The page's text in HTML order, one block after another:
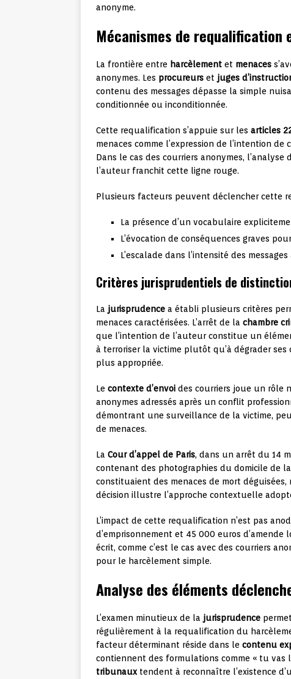
anonyme.
Mécanismes de requalification
La frontière entre harcèlement et menaces
anonymes. Les procureurs et juges
contenu des messages dépasse la simple
conditionnée ou inconditionnée.
Cette requalification s’appuie sur les articles
menaces comme l’expression de l’intention
Dans le cas des courriers anonymes,
l’auteur franchit cette ligne rouge.
Plusieurs facteurs peuvent déclencher cette
La présence d’un vocabulaire
L’évocation de conséquences graves
L’escalade dans l’intensité des
Critères jurisprudentiels de
La jurisprudence a établi plusieurs critères
menaces caractérisées. L’arrêt de la chambre
que l’intention de l’auteur constitue un
à terroriser la victime plutôt qu’à dégrader
plus appropriée.
Le contexte d’envoi des courriers joue un rôle
anonymes adressés après un conflit
démontrant une surveillance de la victime,
de menaces.
La Cour d’appel de Paris, dans un arrêt du 14
contenant des photographies du domicile de
constituaient des menaces de mort
décision illustre l’approche contextuelle
L’impact de cette requalification n’est pas
d’emprisonnement et 45 000 euros
écrit, comme c’est le cas avec des courriers
pour le harcèlement simple.
Analyse des éléments
L’examen minutieux de la jurisprudence
régulièrement à la requalification du
facteur déterminant réside dans le contenu
contiennent des formulations comme « tu vas
tribunauxtendent à reconnaître l’existence